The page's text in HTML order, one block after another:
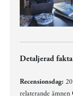
Detaljerad fakta
Recensionsdag:
relaterande ämnen